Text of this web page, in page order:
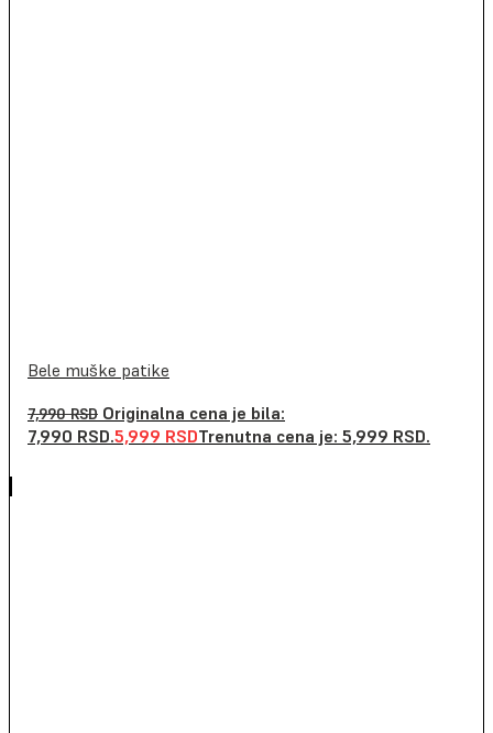
Bele muške patike
7,990RSD Originalna cena je bila:
7,990 RSD.5,999 RSDTrenutna cena je: 5,999 RSD.